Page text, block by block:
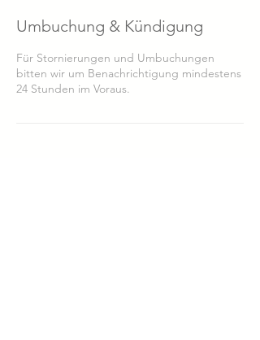
Umbuchung & Kündigung
Für Stornierungen und Umbuchungen
bitten wir um Benachrichtigung mindestens
24 Stunden im Voraus.